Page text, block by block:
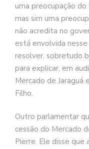
uma preocupação
mas sim uma
não acredita no
está envolvida
resolver, sobretudo
para explicar, em
Mercado de Jaraguá
Filho.
Outro parlamentar
cessão do Mercado
Pierre. Ele disse que